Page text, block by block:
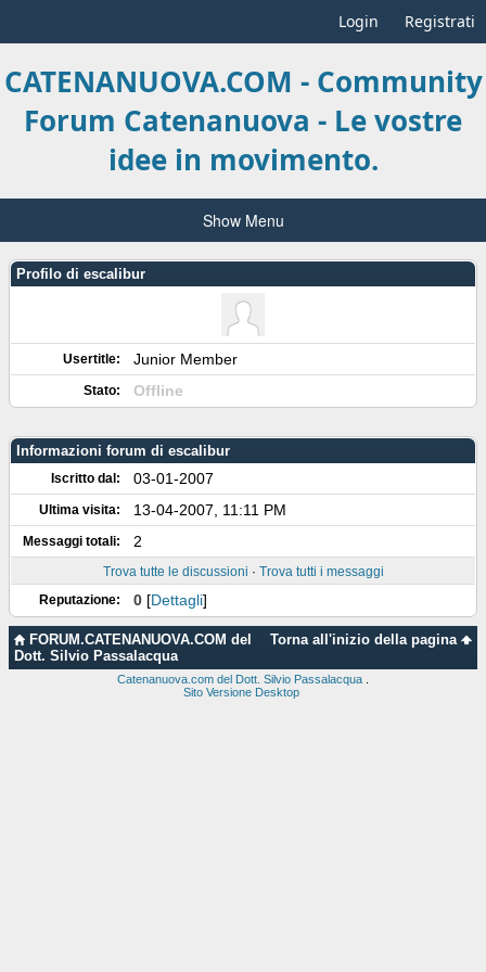
Login Registrati
CATENANUOVA.COM - Community
Forum Catenanuova - Le vostre
idee in movimento.
Show Menu
Profilo di escalibur
Usertitle: Junior Member
Stato: Offline
Informazioni forum di escalibur
Iscritto dal: 03-01-2007
Ultima visita: 13-04-2007, 11:11 PM
Messaggi totali: 2
Trova tutte le discussioni · Trova tutti i messaggi
Reputazione:
0 [Dettagli]
Torna all'inizio della pagina
FORUM.CATENANUOVA.COM del
Dott. Silvio Passalacqua
Catenanuova.com del Dott. Silvio Passalacqua
Sito Versione Desktop